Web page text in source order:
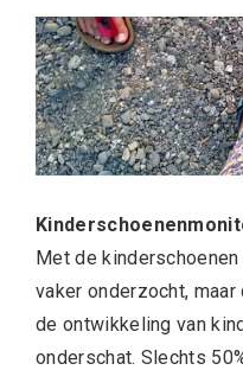
Met de
vaker onderzocht,
de ontwikkeling van
onderschat. Slechts